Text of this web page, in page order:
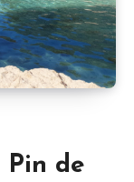
Pin de